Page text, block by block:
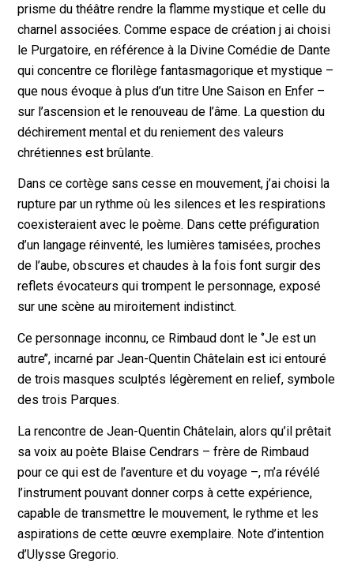
prisme du théâtre rendre la flamme mystique et celle du
charnel associées. Comme espace de création j ai choisi
le Purgatoire, en référence à la Divine Comédie de Dante
qui concentre ce florilège fantasmagorique et mystique –
que nous évoque à plus d’un titre Une Saison en Enfer –
sur l’ascension et le renouveau de l’âme. La question du
déchirement mental et du reniement des valeurs
chrétiennes est brûlante.
Dans ce cortège sans cesse en mouvement, j’ai choisi la
rupture par un rythme où les silences et les respirations
coexisteraient avec le poème. Dans cette préfiguration
d’un langage réinventé, les lumières tamisées, proches
de l’aube, obscures et chaudes à la fois font surgir des
reflets évocateurs qui trompent le personnage, exposé
sur une scène au miroitement indistinct.
Ce personnage inconnu, ce Rimbaud dont le ‘’Je est un
autre’’, incarné par Jean-Quentin Châtelain est ici entouré
de trois masques sculptés légèrement en relief, symbole
des trois Parques.
La rencontre de Jean-Quentin Châtelain, alors qu’il prêtait
sa voix au poète Blaise Cendrars – frère de Rimbaud
pour ce qui est de l’aventure et du voyage –, m’a révélé
l’instrument pouvant donner corps à cette expérience,
capable de transmettre le mouvement, le rythme et les
aspirations de cette œuvre exemplaire. Note d’intention
d’Ulysse Gregorio.